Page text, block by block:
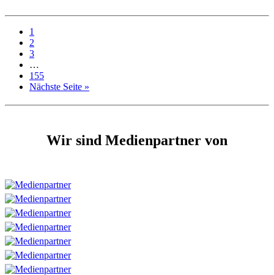
1
2
3
…
155
Nächste Seite »
Wir sind Medienpartner von